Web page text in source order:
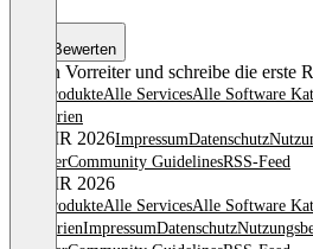
Bewerten
Sei ein Vorreiter und schreibe die erste
Alle ProdukteAlle ServicesAlle Software
Kategorien
© OMR 2026ImpressumDatenschutz
AnbieterCommunity GuidelinesRSS-Feed
© OMR 2026
Alle ProdukteAlle ServicesAlle Software
KategorienImpressumDatenschutz